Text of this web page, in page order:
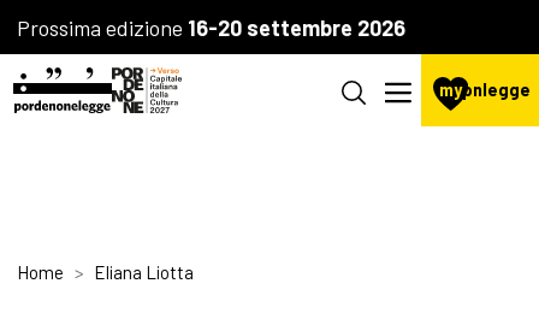
Prossima edizione 16-20 settembre 2026
mypnlegge
Home Eliana Liotta